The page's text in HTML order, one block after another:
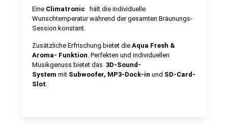
Eine Climatronic
hält die individuelle
Wunschtemperatur während der gesamten Bräunungs-
Session konstant.
Zusätzliche Erfrischung bietet die Aqua Fresh &
Aroma- Funktion . Perfekten und individuellen
Musikgenuss bietet das 3D-Sound-
System mit Subwoofer, MP3-Dock-in und SD-Card-
Slot